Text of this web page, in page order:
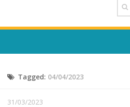
Escola, Institutos e Órgãos
Núcleos e Comissões
Tagged: 04/04/2023
31/03/2023